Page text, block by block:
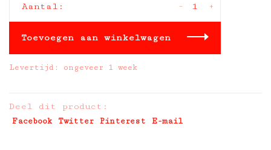
Aantal: +
-
Toevoegen aan winkelwagen
Levertijd: ongeveer 1 week
Deel dit product:
Facebook Twitter Pinterest E-mail